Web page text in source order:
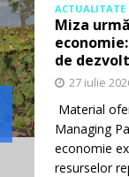
ACTUALITATE
Miza
de
27 iulie
Material
Managing
economie
resurselor